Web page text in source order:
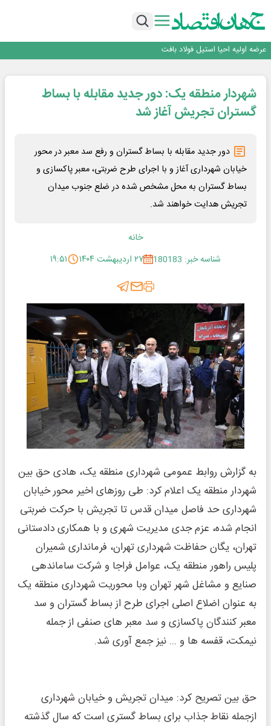
بازگشت فرش ماشینی به اصفهان پس از هفت سال؛ دو نمایشگاه تخصصی در شهر
مدیرعامل جدید آلومینای ایران منصوب شد
بانک ملت در رتبه نخست پرداخت تسهیلات ازدواج و فرزندآوری قرار گرفت
بازگشت فرش ماشینی به اصفهان پس از هفت سال؛ دو نمایشگاه تخصصی در شهر
نمایشگاهی برگزار می‌شود
شهردار منطقه یک: دور جدید مقابله با بساط
گستران تجریش آغاز شد
دور جدید مقابله با بساط گستران و رفع سد معبر در محور
خیابان شهرداری آغاز و با اجرای طرح ضربتی، معبر پاکسازی و
بساط گستران به محل مشخص شده در ضلع جنوب میدان
تجریش هدایت خواهند شد.
خانه
شناسه خبر: 180183
۲۷ اردیبهشت ۱۴۰۴ ۱۹:۵۱
به گزارش روابط عمومی شهرداری منطقه یک، هادی حق بین
شهردار منطقه یک اعلام کرد: طی روزهای اخیر محور خیابان
شهرداری حد فاصل میدان قدس تا تجریش با حرکت ضربتی
انجام شده، عزم جدی مدیریت شهری و با همکاری دادستانی
تهران، یگان حفاظت شهرداری تهران، فرمانداری شمیران
پلیس راهور منطقه یک، عوامل فراجا و شرکت ساماندهی
صنایع و مشاغل شهر تهران وبا محوریت شهرداری منطقه یک
به عنوان اضلاع اصلی اجرای طرح از بساط گستران و سد
معبر کنندگان پاکسازی و سد معبر های صنفی از جمله
نیمکت، قفسه ها و ... نیز جمع آوری شد.
حق بین تصریح کرد: میدان تجریش و خیابان شهرداری
ازجمله نقاط جذاب برای بساط ‌گستری است که سال گذشته